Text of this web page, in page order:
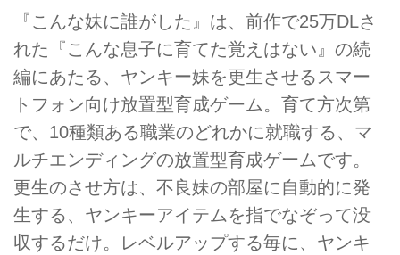
『こんな妹に誰がした』は、前作で25万DLさ
れた『こんな息子に育てた覚えはない』の続
編にあたる、ヤンキー妹を更生させるスマー
トフォン向け放置型育成ゲーム。育て方次第
で、10種類ある職業のどれかに就職する、マ
ルチエンディングの放置型育成ゲームです。
更生のさせ方は、不良妹の部屋に自動的に発
生する、ヤンキーアイテムを指でなぞって没
収するだけ。レベルアップする毎に、ヤンキ